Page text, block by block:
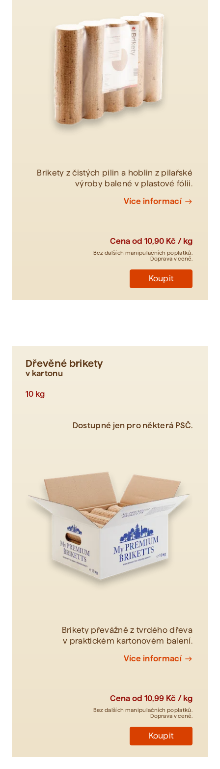
Zobrazit vše
Brikety z čistých pilin a hoblin z pilařské
výroby balené v plastové fólii.
Více informací east
Cena od 10,90 Kč / kg
Bez dalších manipulačních poplatků.
Doprava v ceně.
Koupit
Dřevěné brikety
v kartonu
10 kg
Dostupné jen pro některá PSČ.
Brikety převážně z tvrdého dřeva
v praktickém kartonovém balení.
Více informací east
Cena od 10,99 Kč / kg
Bez dalších manipulačních poplatků.
Doprava v ceně.
Koupit